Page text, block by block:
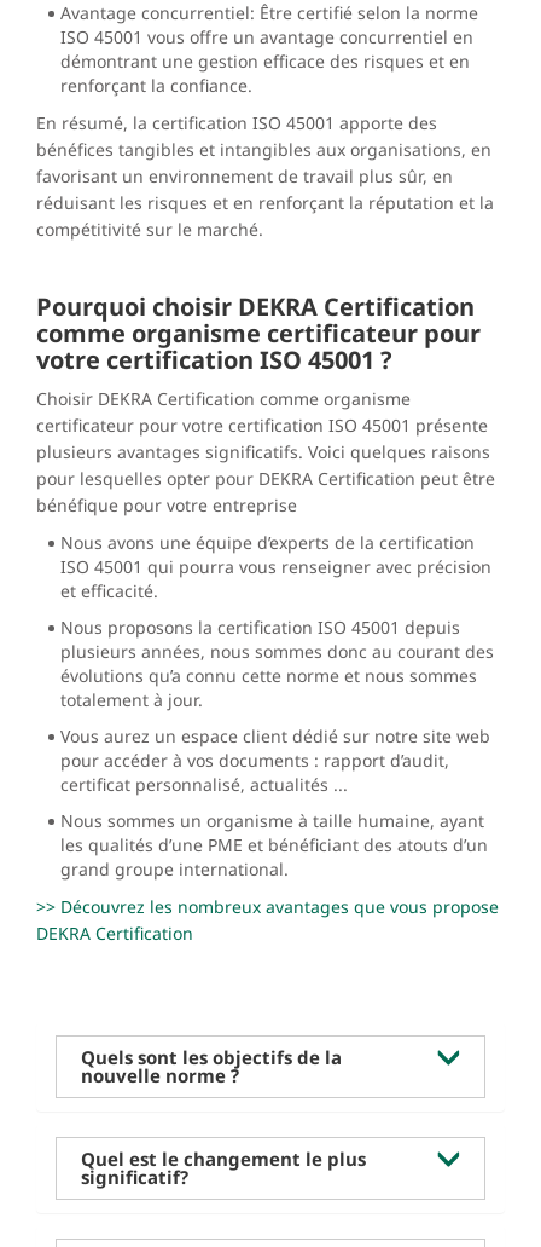
Avantage concurrentiel: Être certifié selon la norme
ISO 45001 vous offre un avantage concurrentiel en
démontrant une gestion efficace des risques et en
renforçant la confiance.
En résumé, la certification ISO 45001 apporte des
bénéfices tangibles et intangibles aux organisations, en
favorisant un environnement de travail plus sûr, en
réduisant les risques et en renforçant la réputation et la
compétitivité sur le marché.
Pourquoi choisir DEKRA Certification
comme organisme certificateur pour
votre certification ISO 45001 ?
Choisir DEKRA Certification comme organisme
certificateur pour votre certification ISO 45001 présente
plusieurs avantages significatifs. Voici quelques raisons
pour lesquelles opter pour DEKRA Certification peut être
bénéfique pour votre entreprise
Nous avons une équipe d’experts de la certification
ISO 45001 qui pourra vous renseigner avec précision
et efficacité.
Nous proposons la certification ISO 45001 depuis
plusieurs années, nous sommes donc au courant des
évolutions qu’a connu cette norme et nous sommes
totalement à jour.
Vous aurez un espace client dédié sur notre site web
pour accéder à vos documents : rapport d’audit,
certificat personnalisé, actualités ...
Nous sommes un organisme à taille humaine, ayant
les qualités d’une PME et bénéficiant des atouts d’un
grand groupe international.
>> Découvrez les nombreux avantages que vous propose
DEKRA Certification
Quels sont les objectifs de la
nouvelle norme ?
Quel est le changement le plus
significatif?